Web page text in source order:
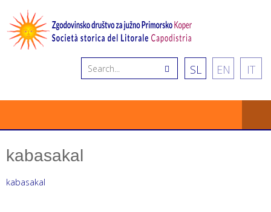
SL EN IT
kabasakal
kabasakal